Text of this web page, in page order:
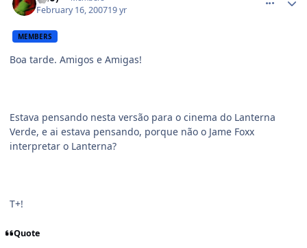
February 16, 200719 yr
MEMBERS
Boa tarde. Amigos e Amigas!
Estava pensando nesta versão para o cinema do Lanterna
Verde, e ai estava pensando, porque não o Jame Foxx
interpretar o Lanterna?
T+!
Quote